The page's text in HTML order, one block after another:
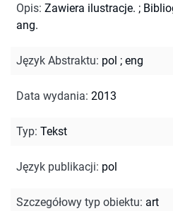
Opis: Zawiera ilustracje. ;
ang.
Język Abstraktu: pol ; eng
Data wydania: 2013
Typ: Tekst
Język publikacji: pol
Szczegółowy typ obiektu: art